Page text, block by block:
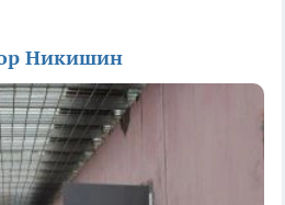
Никишин